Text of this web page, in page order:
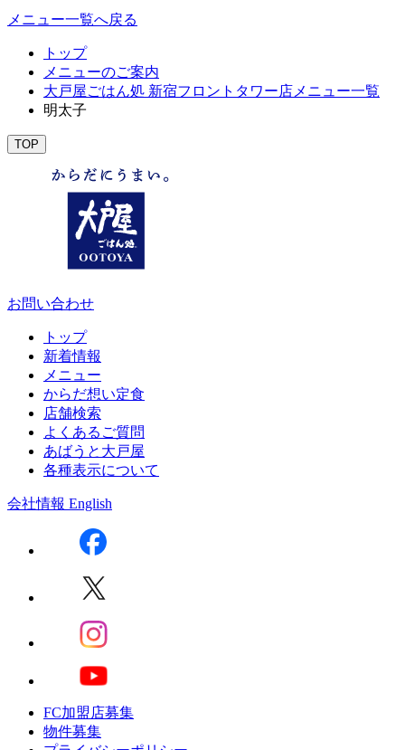
メニュー一覧へ戻る
トップ
メニューのご案内
大戸屋ごはん処 新宿フロントタワー店メニュー一覧
明太子
TOP
お問い合わせ
トップ
新着情報
メニュー
からだ想い定食
店舗検索
よくあるご質問
あばうと大戸屋
各種表示について
会社情報 English
FC加盟店募集
物件募集